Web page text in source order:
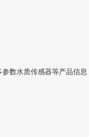
数水质传感器等产品信